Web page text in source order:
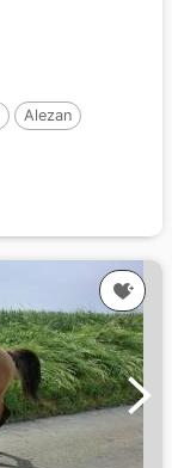
Alezan